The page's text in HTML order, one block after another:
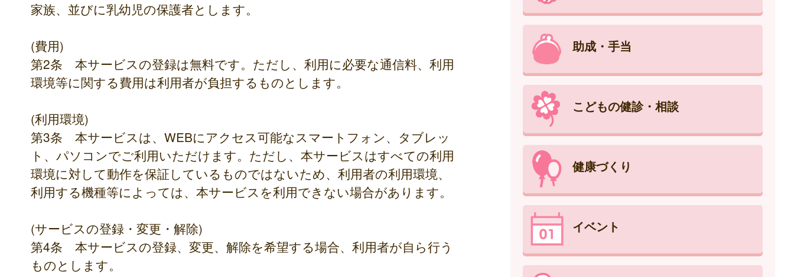
家族、並びに乳幼児の保護者とします。
(費用)
第2条 本サービスの登録は無料です。ただし、利用に必要な通信料、利用
環境等に関する費用は利用者が負担するものとします。
(利用環境)
第3条 本サービスは、WEBにアクセス可能なスマートフォン、タブレッ
ト、パソコンでご利用いただけます。ただし、本サービスはすべての利用
環境に対して動作を保証しているものではないため、利用者の利用環境、
利用する機種等によっては、本サービスを利用できない場合があります。
(サービスの登録・変更・解除)
第4条 本サービスの登録、変更、解除を希望する場合、利用者が自ら行う
ものとします。
助成・手当
こどもの健診・相談
健康づくり
イベント